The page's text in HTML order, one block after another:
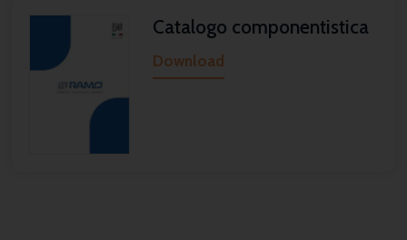
Catalogo componentistica
Download